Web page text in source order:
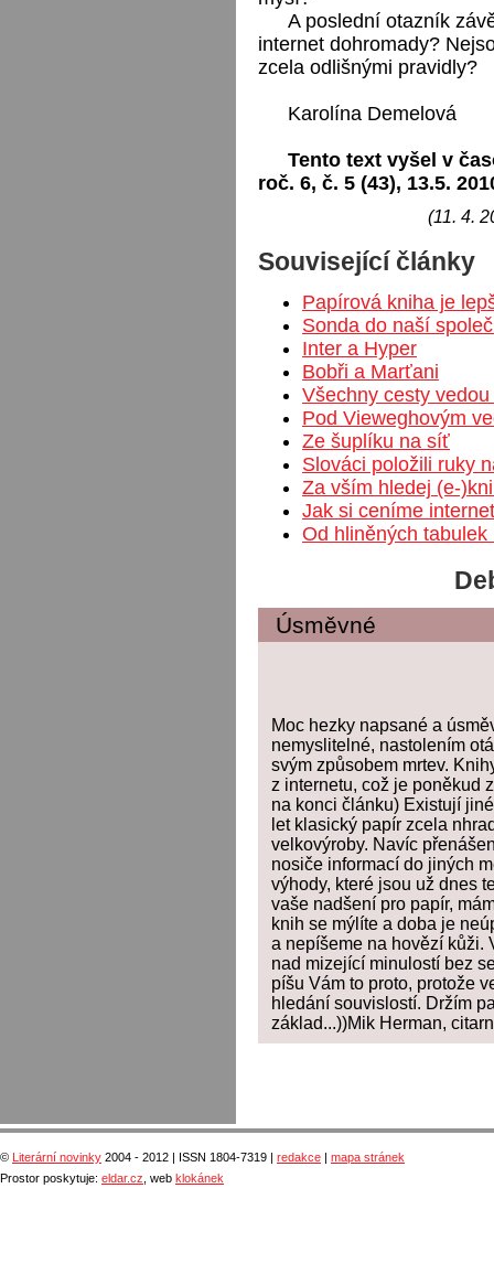
A poslední otazník
internet dohromady?
zcela odlišnými pravidly?
Karolína Demelová
Tento text vyšel v
roč. 6, č. 5 (43), 13.5.
(11. 4.
Související články
Papírová kniha je
Sonda do naší
Inter a Hyper
Bobři a Marťani
Všechny cesty
Pod Vieweghovým
Ze šuplíku na síť
Slováci položili ruky
Za vším hledej (e-
Jak si ceníme
Od hliněných tabulek
Úsměvné
Moc hezky napsané a
nemyslitelné, nastolením
svým způsobem mrtev.
z internetu, což je poněkud
na konci článku) Existují
let klasický papír zcela
velkovýroby. Navíc
nosiče informací do jiných
výhody, které jsou už dnes
vaše nadšení pro papír,
knih se mýlíte a doba je
a nepíšeme na hovězí kůži.
nad mizející minulostí bez
píšu Vám to proto, protože
hledání souvislostí. Držím
základ...))Mik Herman,
© Literární novinky 2004 - 2012 | ISSN 1804-7319 | redakce
mapa stránek
Prostor poskytuje: eldar.cz , web klokánek